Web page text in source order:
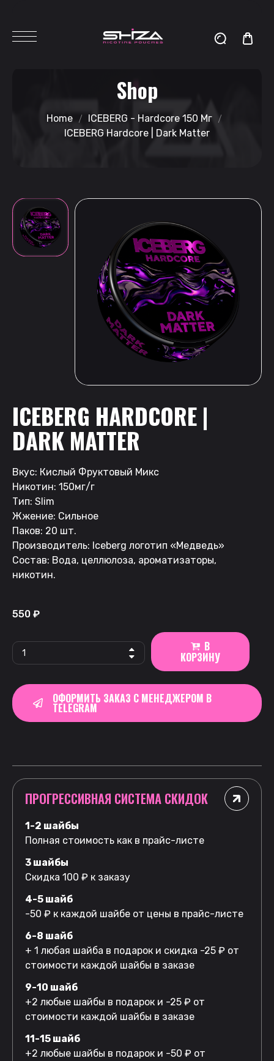
Shop
Home
ICEBERG - Hardcore 150 Мг
ICEBERG Hardcore | Dark Matter
ICEBERG HARDCORE |
DARK MATTER
Вкус: Кислый Фруктовый Микс
Никотин: 150мг/г
Тип: Slim
Жжение: Сильное
Паков: 20 шт.
Производитель: Iceberg логотип «Медведь»
Состав: Вода, целлюлоза, ароматизаторы,
никотин.
550 ₽
В
КОРЗИНУ
ОФОРМИТЬ ЗАКАЗ С МЕНЕДЖЕРОМ В
TELEGRAM
ПРОГРЕССИВНАЯ СИСТЕМА СКИДОК
1-2 шайбы
Полная стоимость как в прайс-листе
3 шайбы
Скидка 100 ₽ к заказу
4-5 шайб
-50 ₽ к каждой шайбе от цены в прайс-листе
6-8 шайб
+ 1 любая шайба в подарок и скидка -25 ₽ от
стоимости каждой шайбы в заказе
9-10 шайб
+2 любые шайбы в подарок и -25 ₽ от
стоимости каждой шайбы в заказе
11-15 шайб
+2 любые шайбы в подарок и -50 ₽ от